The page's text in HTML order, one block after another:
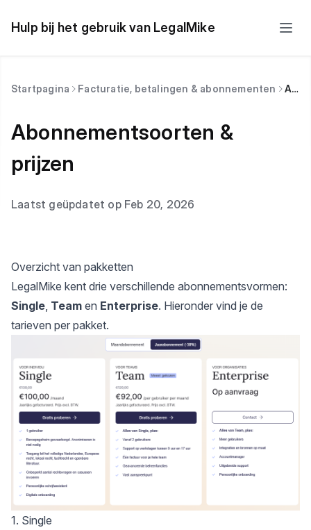
Hulp bij het gebruik van LegalMike
Startpagina Facturatie, betalingen & abonnementen Abonnementsoorten & prijzen
Abonnementsoorten &
prijzen
Laatst geüpdatet op Feb 20, 2026
Overzicht van pakketten
LegalMike kent drie verschillende abonnementsvormen:
Single, Team en Enterprise. Hieronder vind je de
tarieven per pakket.
1. Single